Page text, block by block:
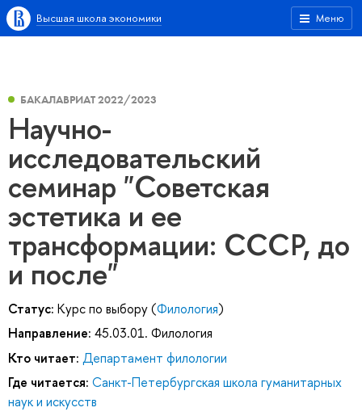
Меню
Высшая школа экономики
БАКАЛАВРИАТ 2022/2023
Научно-
исследовательский
семинар "Советская
эстетика и ее
трансформации: СССР, до
и после"
Статус: Курс по выбору (Филология)
Направление: 45.03.01. Филология
Кто читает: Департамент филологии
Где читается: Санкт-Петербургская школа гуманитарных
наук и искусств